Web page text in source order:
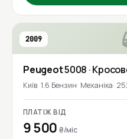
2009
Peugeot5008 ·
Київ 1.6 Бензин Механіка
ПЛАТІЖ ВІД
9 500₴/міс